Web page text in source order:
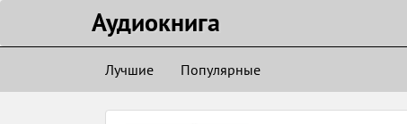
Аудиокнигa
Лучшие Популярные